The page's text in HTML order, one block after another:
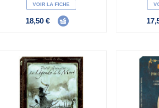
VOIR LA FICHE
18,50 €